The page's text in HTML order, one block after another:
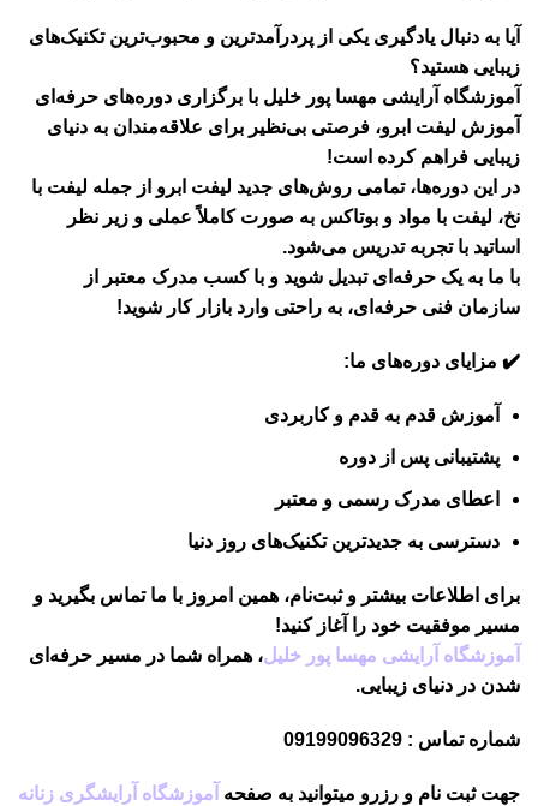
آیا به دنبال یادگیری یکی از پردرآمدترین و محبوب‌ترین تکنیک‌های
زیبایی هستید؟
آموزشگاه آرایشی مهسا پور خلیل با برگزاری دوره‌های حرفه‌ای
آموزش لیفت ابرو، فرصتی بی‌نظیر برای علاقه‌مندان به دنیای
زیبایی فراهم کرده است!
در این دوره‌ها، تمامی روش‌های جدید لیفت ابرو از جمله لیفت با
نخ، لیفت با مواد و بوتاکس به صورت کاملاً عملی و زیر نظر
اساتید با تجربه تدریس می‌شود.
با ما به یک حرفه‌ای تبدیل شوید و با کسب مدرک معتبر از
سازمان فنی حرفه‌ای، به راحتی وارد بازار کار شوید!
✔️ مزایای دوره‌های ما:
آموزش قدم به قدم و کاربردی
پشتیبانی پس از دوره
اعطای مدرک رسمی و معتبر
دسترسی به جدیدترین تکنیک‌های روز دنیا
برای اطلاعات بیشتر و ثبت‌نام، همین امروز با ما تماس بگیرید و
مسیر موفقیت خود را آغاز کنید!
آموزشگاه آرایشی مهسا پور خلیل، همراه شما در مسیر حرفه‌ای
شدن در دنیای زیبایی.
شماره تماس : 09199096329
جهت ثبت نام و رزرو میتوانید به صفحه آموزشگاه آرایشگری زنانه